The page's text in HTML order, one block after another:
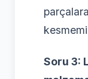
Soru 3: